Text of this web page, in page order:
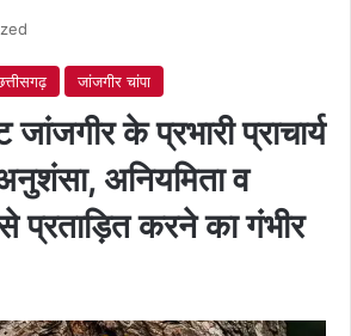
जांजगीर चांपा
के प्रभारी प्राचार्य
अनियमिता व
प्रताड़ित करने का गंभीर